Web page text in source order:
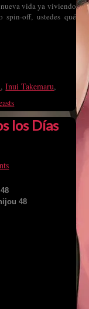
vida ya viviendo
spin-off, ustedes qué
,Inui Takemaru,
los Días
48